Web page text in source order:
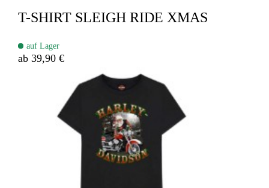
T-SHIRT SLEIGH RIDE XMAS
auf Lager
ab 39,90 €